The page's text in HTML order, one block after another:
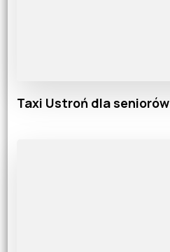
Taxi Ustroń dla seniorów